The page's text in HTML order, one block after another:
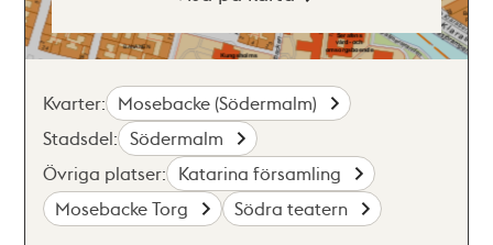
Kvarter: Mosebacke (Södermalm)
Stadsdel: Södermalm
Övriga platser: Katarina församling
Mosebacke Torg
Södra teatern